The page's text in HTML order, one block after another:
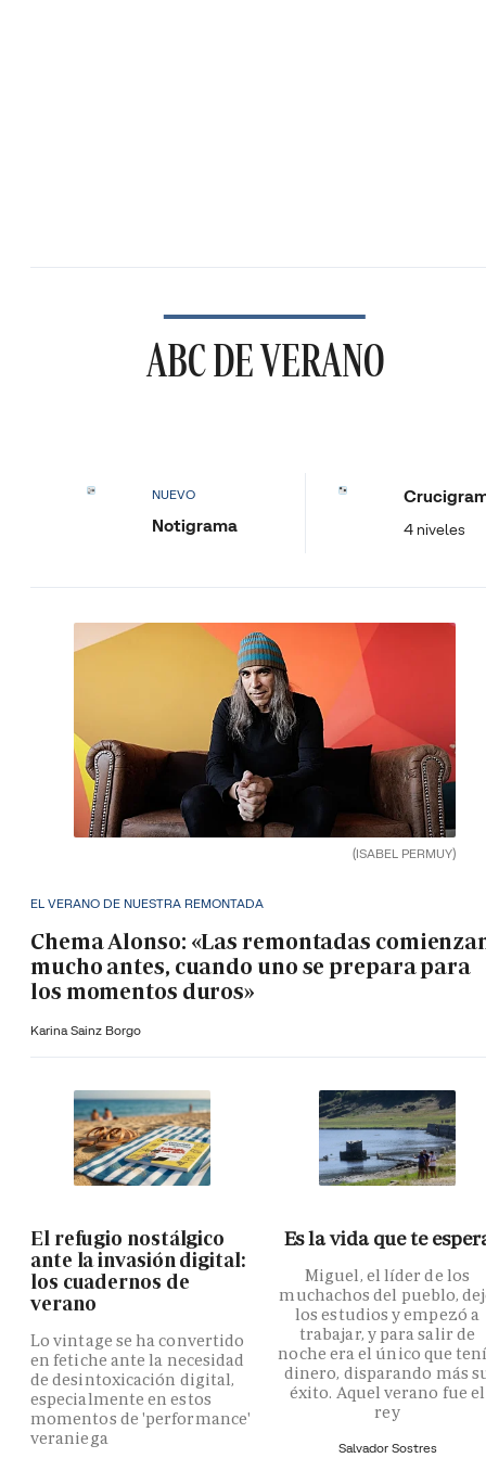
ABC DE VERANO
NUEVO
Notigrama 4 niveles
(ISABEL PERMUY)
EL VERANO DE NUESTRA REMONTADA
Chema Alonso: «Las remontadas
mucho antes, cuando uno se prepara para
los momentos duros»
Karina Sainz Borgo
El refugio nostálgico
ante la invasión digital:
los cuadernos de
verano
Lo vintage se ha convertido
en fetiche ante la necesidad
de desintoxicación digital,
especialmente en estos
momentos de 'performance'
veraniega
Es la vida que te
Miguel, el líder de los
muchachos del pueblo,
los estudios y empezó a
trabajar, y para salir de
noche era el único que
dinero, disparando más
éxito. Aquel verano fue el
rey
Salvador Sostres